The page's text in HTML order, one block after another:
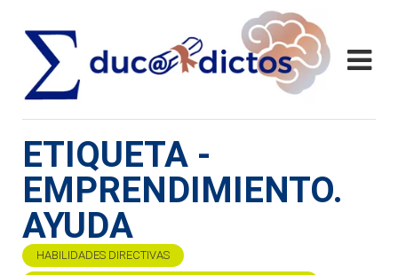
ETIQUETA -
EMPRENDIMIENTO.
AYUDA
HABILIDADES DIRECTIVAS